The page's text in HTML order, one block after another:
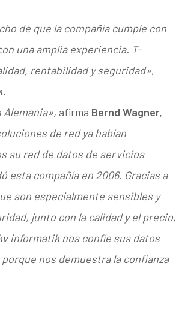
de que la compañía cumple con
una amplia experiencia. T-
rentabilidad y seguridad»,
afirma Bernd Wagner,
de red ya habían
su red de datos de servicios
esta compañía en 2006. Gracias a
son especialmente sensibles y
junto con la calidad y el precio,
informatik nos confíe sus datos
nos demuestra la confianza